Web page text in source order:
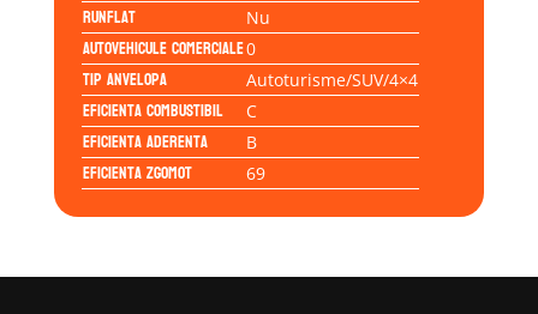
Runflat Nu
Autovehicule comerciale0
Tip anvelopa Autoturisme/SUV/4×4
Eficienta Combustibil C
Eficienta Aderenta B
Eficienta Zgomot 69